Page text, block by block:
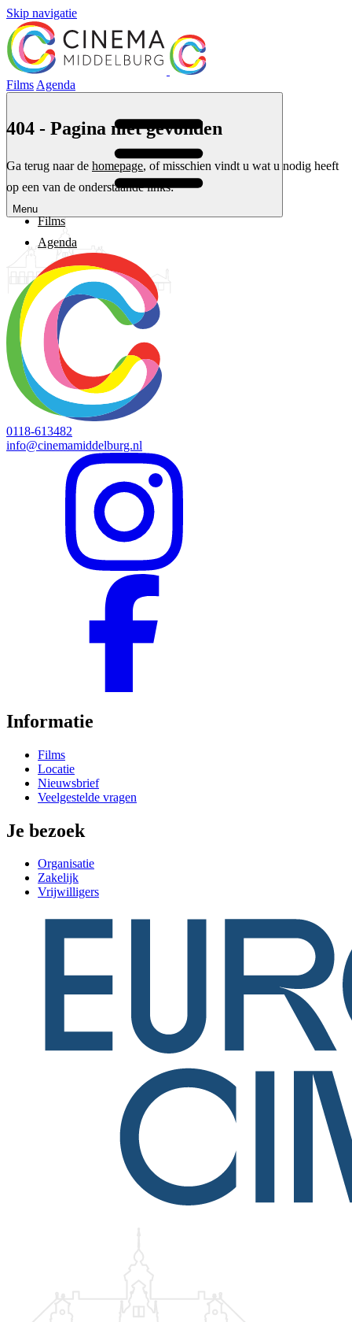
Skip navigatie
Films Agenda
Menu
404 - Pagina niet gevonden
Ga terug naar de homepage, of misschien vindt u wat u nodig heeft
op een van de onderstaande links:
Films
Agenda
0118-613482
info@cinemamiddelburg.nl
Informatie
Films
Locatie
Nieuwsbrief
Veelgestelde vragen
Je bezoek
Organisatie
Zakelijk
Vrijwilligers